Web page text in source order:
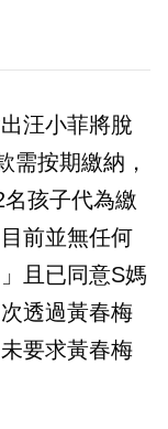
汪小菲將脫
需按期繳納，
孩子代為繳
前並無任何
且已同意S媽
透過黃春梅
要求黃春梅